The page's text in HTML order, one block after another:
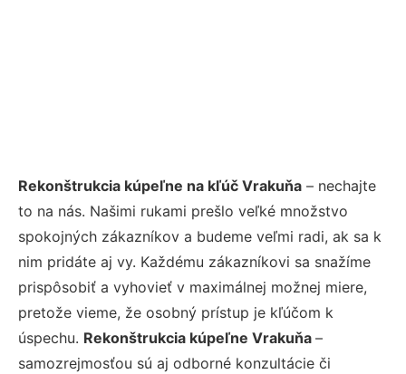
Rekonštrukcia kúpeľne na kľúč Vrakuňa – nechajte
to na nás. Našimi rukami prešlo veľké množstvo
spokojných zákazníkov a budeme veľmi radi, ak sa k
nim pridáte aj vy. Každému zákazníkovi sa snažíme
prispôsobiť a vyhovieť v maximálnej možnej miere,
pretože vieme, že osobný prístup je kľúčom k
úspechu. Rekonštrukcia kúpeľne Vrakuňa –
samozrejmosťou sú aj odborné konzultácie či